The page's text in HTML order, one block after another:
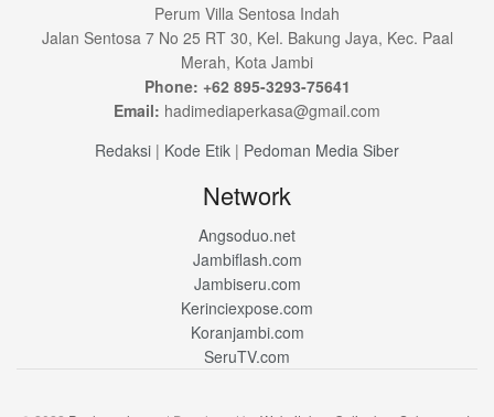
Perum Villa Sentosa Indah
Jalan Sentosa 7 No 25 RT 30, Kel. Bakung Jaya, Kec. Paal
Merah, Kota Jambi
Phone: +62 895-3293-75641
Email: hadimediaperkasa@gmail.com
Redaksi | Kode Etik | Pedoman Media Siber
Network
Angsoduo.net
Jambiflash.com
Jambiseru.com
Kerinciexpose.com
Koranjambi.com
SeruTV.com